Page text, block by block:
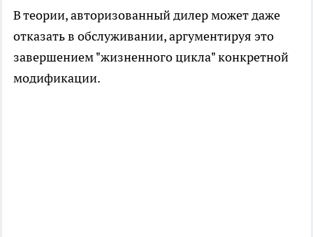
В теории, авторизованный дилер может даже
отказать в обслуживании, аргументируя это
завершением "жизненного цикла" конкретной
модификации.